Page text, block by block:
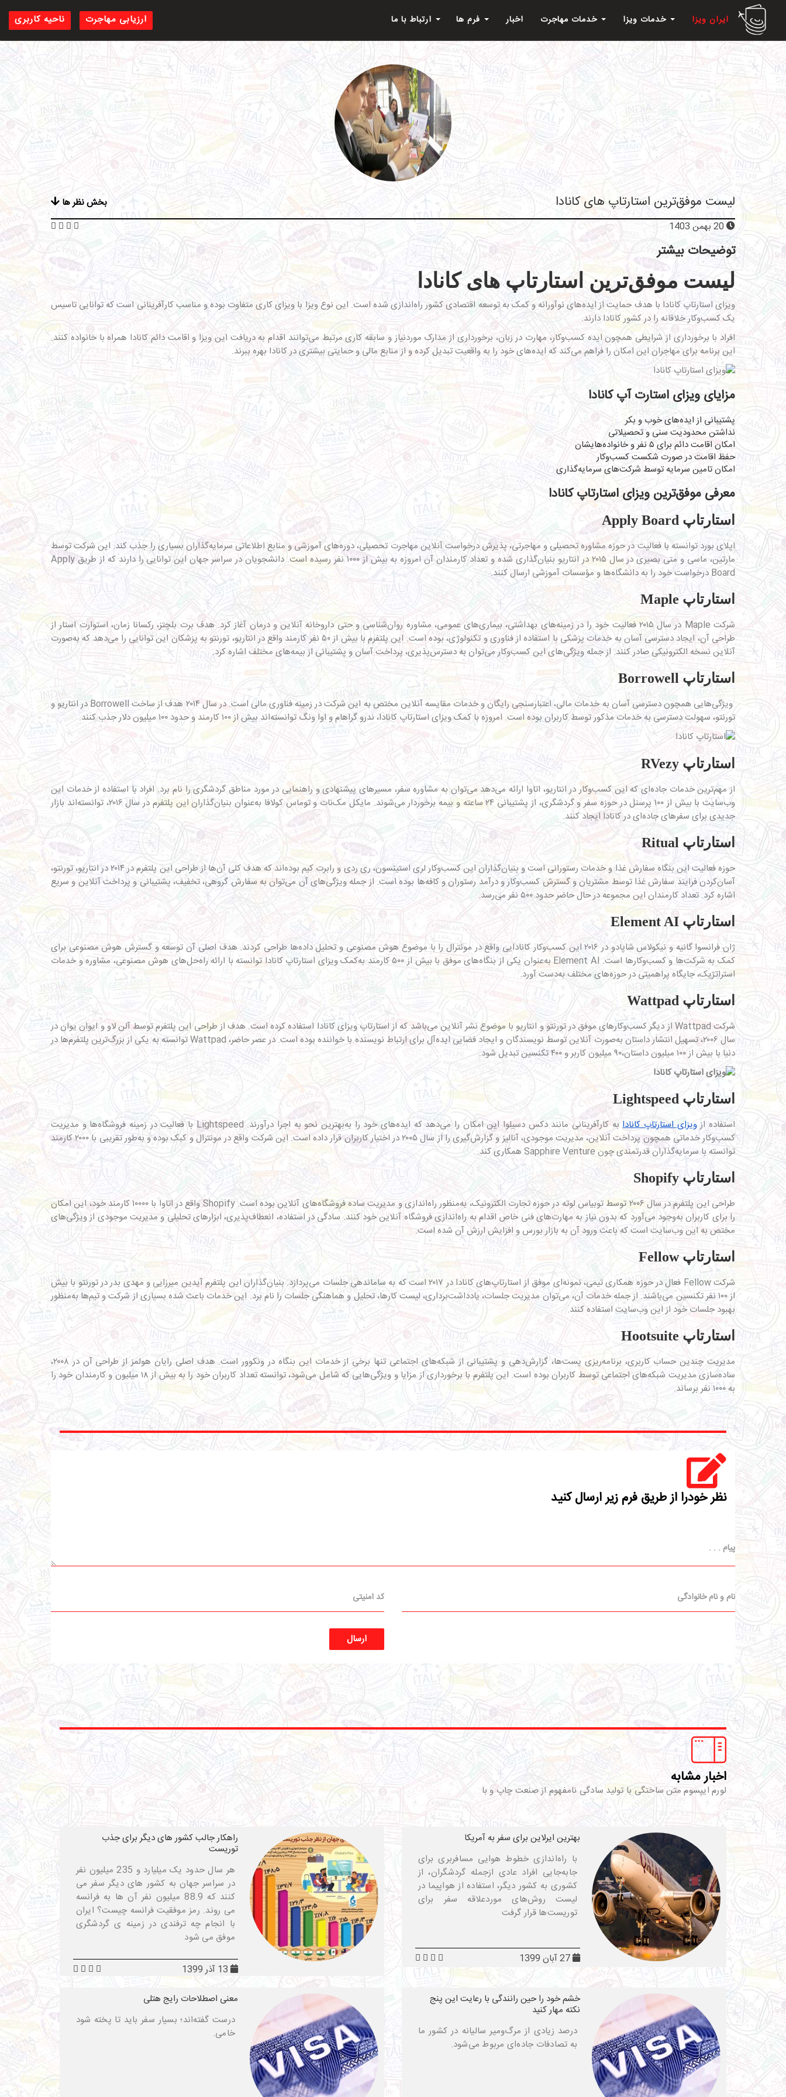
ناحیه کاربری ارزیابی مهاجرت ایران ویزا اخبار
لیست موفق‌ترین استارتاپ های کانادا
بخش نظر ها
توضیحات بیشتر
لیست موفق‌ترین استارتاپ های کانادا
ویزای استارتاپ کانادا با هدف حمایت از ایده‌های نوآورانه و کمک به توسعه اقتصادی کشور راه‌اندازی شده است. این نوع ویزا با ویزای کاری متفاوت بوده و مناسب کارآفرینانی است که توانایی تاسیس
یک کسب‌وکار خلاقانه را در کشور کانادا دارند.
افراد با برخورداری از شرایطی همچون ایده کسب‌وکار، مهارت در زبان، برخورداری از مدارک موردنیاز و سابقه کاری مرتبط می‌توانند اقدام به دریافت این ویزا و اقامت دائم کانادا همراه با خانواده کنند.
این برنامه برای مهاجران این امکان را فراهم می‌کند که ایده‌های خود را به واقعیت تبدیل کرده و از منابع مالی و حمایتی بیشتری در کانادا بهره ببرند.
مزایای ویزای استارت آپ کانادا
پشتیبانی از ایده‌های خوب و بکر
نداشتن محدودیت سنی و تحصیلاتی
امکان اقامت دائم برای ۵ نفر و خانواده‌هایشان
حفظ اقامت در صورت شکست کسب‌وکار
امکان تامین سرمایه توسط شرکت‌های سرمایه‌گذاری
معرفی موفق‌ترین ویزای استارتاپ کانادا
استارتاپ Apply Board
اپلای بورد توانسته با فعالیت در حوزه مشاوره تحصیلی و مهاجرتی، پذیرش درخواست آنلاین مهاجرت تحصیلی، دوره‌های آموزشی و منابع اطلاعاتی سرمایه‌گذاران بسیاری را جذب کند. این شرکت توسط
مارتین، ماسی و متی بصیری در سال ۲۰۱۵ در انتاریو بنیان‌گذاری شده و تعداد کارمندان آن امروزه به بیش از ۱۰۰۰ نفر رسیده است. دانشجویان در سراسر جهان این توانایی را دارند که از طریق Apply
Board درخواست خود را به دانشگاه‌ها و مؤسسات آموزشی ارسال کنند.
استارتاپ Maple
شرکت Maple در سال ۲۰۱۵ فعالیت خود را در زمینه‌های بهداشتی، بیماری‌های عمومی، مشاوره روان‌شناسی و حتی داروخانه آنلاین و درمان آغاز کرد. هدف برت بلچتز، رکسانا زمان، استوارت استار از
طراحی آن، ایجاد دسترسی آسان به خدمات پزشکی با استفاده از فناوری و تکنولوژی، بوده است. این پلتفرم با بیش از ۵۰ نفر کارمند واقع در انتاریو، تورنتو به پزشکان این توانایی را می‌دهد که به‌صورت
آنلاین نسخه الکترونیکی صادر کنند. از جمله ویژگی‌های این کسب‌وکار می‌توان به دسترس‌پذیری، پرداخت آسان و پشتیبانی از بیمه‌های مختلف اشاره کرد.
استارتاپ Borrowell
ویژگی‌هایی همچون دسترسی آسان به خدمات مالی، اعتبارسنجی رایگان و خدمات مقایسه آنلاین مختص به این شرکت در زمینه فناوری مالی است. در سال ۲۰۱۴ هدف از ساخت Borrowell در انتاریو و
تورنتو، سهولت دسترسی به خدمات مذکور توسط کاربران بوده است. امروزه با کمک ویزای استارتاپ کانادا، ندرو گراهام و اوا ونگ توانسته‌اند بیش از ۱۰۰ کارمند و حدود ۱۰۰ میلیون دلار جذب کنند.
استارتاپ RVezy
از مهم‌ترین خدمات جاده‌ای که این کسب‌وکار در انتاریو، اتاوا ارائه می‌دهد می‌توان به مشاوره سفر، مسیرهای پیشنهادی و راهنمایی در مورد مناطق گردشگری را نام برد. افراد با استفاده از خدمات این
وب‌سایت با بیش از ۱۰۰ پرسنل در حوزه سفر و گردشگری، از پشتیبانی ۲۴ ساعته و بیمه برخوردار می‌شوند. مایکل مک‌نات و توماس کولافا به‌عنوان بنیان‌گذاران این پلتفرم در سال ۲۰۱۶، توانسته‌اند بازار
جدیدی برای سفرهای جاده‌ای در کانادا ایجاد کنند.
استارتاپ Ritual
حوزه فعالیت این بنگاه سفارش غذا و خدمات رستورانی است و بنیان‌گذاران این کسب‌وکار لری استینسون، ری ردی و رابرت کیم بوده‌اند که هدف کلی آن‌ها از طراحی این پلتفرم در ۲۰۱۴ در انتاریو، تورنتو،
آسان‌کردن فرایند سفارش غذا توسط مشتریان و گسترش کسب‌وکار و درآمد رستوران و کافه‌ها بوده است. از جمله ویژگی‌های آن می‌توان به سفارش گروهی، تخفیف، پشتیبانی و پرداخت آنلاین و سریع
اشاره کرد. تعداد کارمندان این مجموعه در حال حاضر حدود ۵۰۰ نفر می‌رسد.
استارتاپ Element AI
ژان فرانسوا گانیه و نیکولاس شاپادو در ۲۰۱۶ این کسب‌وکار کانادایی واقع در مونترال را با موضوع هوش مصنوعی و تحلیل داده‌ها طراحی کردند. هدف اصلی آن توسعه و گسترش هوش مصنوعی برای
کمک به شرکت‌ها و کسب‌وکارها است. Element AI به‌عنوان یکی از بنگاه‌های موفق با بیش از ۵۰۰ کارمند به‌کمک ویزای استارتاپ کانادا توانسته با ارائه راه‌حل‌های هوش مصنوعی، مشاوره و خدمات
استراتژیک، جایگاه پراهمیتی در حوزه‌های مختلف به‌دست آورد.
استارتاپ Wattpad
شرکت Wattpad از دیگر کسب‌وکارهای موفق در تورنتو و انتاریو با موضوع نشر آنلاین می‌باشد که از استارتاپ ویزای کانادا استفاده کرده است. هدف از طراحی این پلتفرم توسط آلن لاو و ایوان یوان در
سال ۲۰۰۶، تسهیل انتشار داستان به‌صورت آنلاین توسط نویسندگان و ایجاد فضایی ایده‌آل برای ارتباط نویسنده با خواننده بوده است. در عصر حاضر، Wattpad توانسته به یکی از بزرگ‌ترین پلتفرم‌ها در
دنیا با بیش از ۱۰۰ میلیون داستان،۹۰ میلیون کاربر و ۴۰۰ تکنسین تبدیل شود.
استارتاپ Lightspeed
استفاده ازویزای استارتاپ کانادا
به کارآفرینانی مانند دکس دسیلوا این امکان را می‌دهد که ایده‌های خود را به‌بهترین نحو به اجرا درآورند. Lightspeed با فعالیت در زمینه فروشگاه‌ها و مدیریت
کسب‌وکار خدماتی همچون پرداخت آنلاین، مدیریت موجودی، آنالیز و گزارش‌گیری را از سال ۲۰۰۵ در اختیار کاربران قرار داده است. این شرکت واقع در مونترال و کبک بوده و به‌طور تقریبی با ۲۰۰۰ کارمند
توانسته با سرمایه‌گذاران قدرتمندی چون Sapphire Venture همکاری کند.
استارتاپ Shopify
طراحی این پلتفرم در سال ۲۰۰۶ توسط توبیاس لوته در حوزه تجارت الکترونیک، به‌منظور راه‌اندازی و مدیریت ساده فروشگاه‌های آنلاین بوده است. Shopify واقع در اتاوا با ۱۰۰۰۰ کارمند خود، این امکان
را برای کاربران به‌وجود می‌آورد که بدون نیاز به مهارت‌های فنی خاص اقدام به راه‌اندازی فروشگاه آنلاین خود کنند. سادگی در استفاده، انعطاف‌پذیری، ابزارهای تحلیلی و مدیریت موجودی از ویژگی‌های
مختص به این وب‌سایت است که باعث ورود آن به بازار بورس و افزایش ارزش آن شده است.
استارتاپ Fellow
شرکت Fellow فعال در حوزه همکاری تیمی، نمونه‌ای موفق از استارتاپ‌های کانادا در ۲۰۱۷ است که به ساماندهی جلسات می‌پردازد. بنیان‌گذاران این پلتفرم آیدین میرزایی و مهدی بدر در تورنتو با بیش
از ۱۰۰ نفر تکنسین‌ می‌باشند. از جمله خدمات آن، می‌توان مدیریت جلسات، یادداشت‌برداری، لیست کارها، تحلیل و هماهنگی جلسات را نام برد. این خدمات باعث شده بسیاری از شرکت و تیم‌ها به‌منظور
بهبود جلسات خود از این وب‌سایت استفاده کنند.
استارتاپ Hootsuite
مدیریت چندین حساب کاربری، برنامه‌ریزی پست‌ها، گزارش‌دهی و پشتیبانی از شبکه‌های اجتماعی تنها برخی از خدمات این بنگاه در ونکوور است. هدف اصلی رایان هولمز از طراحی آن در ۲۰۰۸،
ساده‌سازی مدیریت شبکه‌های اجتماعی توسط کاربران بوده است. این پلتفرم با برخورداری از مزایا و ویژگی‌هایی که شامل می‌شود، توانسته تعداد کاربران خود را به بیش از ۱۸ میلیون و کارمندان خود را
به ۱۰۰۰ نفر برساند.
نظر خودرا از طریق فرم زیر ارسال کنید
ارسال
اخبار مشابه
لورم ایپسوم متن ساختگی با تولید سادگی نامفهوم از صنعت چاپ و با
بهترین ایرلاین برای سفر به آمریکا
با راه‌اندازی خطوط هوایی مسافربری برای
جابه‌جایی افراد عادی ازجمله گردشگران، از
کشوری به کشور دیگر، استفاده از هواپیما در
لیست روش‌های موردعلاقه سفر برای
توریست‌ها قرار گرفت
راهکار جالب کشور های دیگر برای جذب
توریست
هر سال حدود یک میلیارد و 235 میلیون نفر
در سراسر جهان به کشور های دیگر سفر می
کنند که 88.9 میلیون نفر آن ها به فرانسه
می روند. رمز موفقیت فرانسه چیست؟ ایران
با انجام چه ترفندی در زمینه ی گردشگری
موفق می شود
خشم خود را حین رانندگی با رعایت این پنج
نکته مهار کنید
درصد زیادی از مرگ‌ومیر سالیانه در کشور ما
به تصادفات جاده‌ای مربوط می‌شود.
معنی اصطلاحات رایج هتلی
درست گفته‌اند؛ بسیار سفر باید تا پخته شود
خامی.